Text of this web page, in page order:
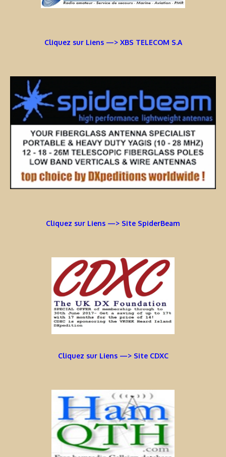
Cliquez sur Liens —> XBS TELECOM S.A
Cliquez sur Liens —> Site SpiderBeam
Cliquez sur Liens —> Site CDXC